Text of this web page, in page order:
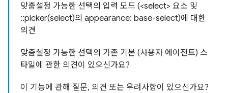
맞춤설정 가능한 선택의 입력 모드 (<select> 요소 및
::picker(select)의 appearance: base-select)에 대한
의견
맞춤설정 가능한 선택의 기존 기본 (사용자 에이전트) 스
타일에 관한 의견이 있으신가요?
이 기능에 관해 질문, 의견 또는 우려사항이 있으신가요?